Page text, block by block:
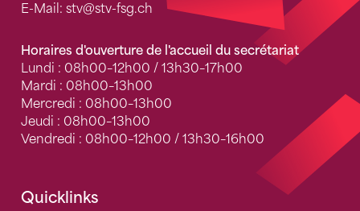
E-Mail: stv@stv-fsg.ch
Horaires d'ouverture de l'accueil du secrétariat
Lundi : 08h00–12h00 / 13h30–17h00
Mardi : 08h00–13h00
Mercredi : 08h00–13h00
Jeudi : 08h00–13h00
Vendredi : 08h00–12h00 / 13h30–16h00
Quicklinks